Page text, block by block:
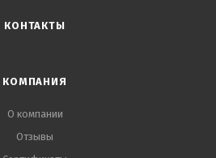
КОНТАКТЫ
КОМПАНИЯ
О компании
Отзывы